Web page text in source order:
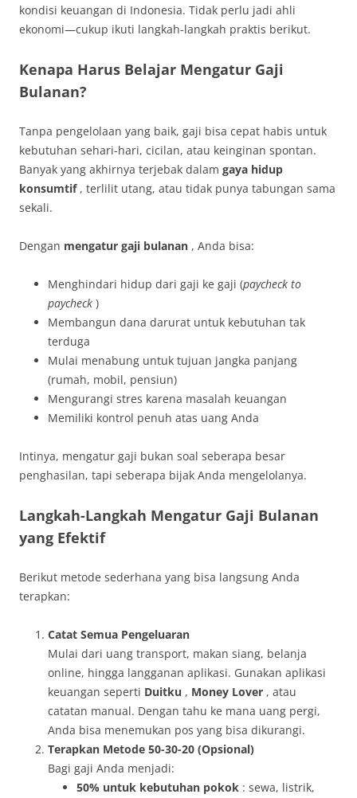
kondisi keuangan di Indonesia. Tidak perlu jadi ahli
ekonomi—cukup ikuti langkah-langkah praktis berikut.
Kenapa Harus Belajar Mengatur Gaji
Bulanan?
Tanpa pengelolaan yang baik, gaji bisa cepat habis untuk
kebutuhan sehari-hari, cicilan, atau keinginan spontan.
Banyak yang akhirnya terjebak dalam gaya hidup
konsumtif , terlilit utang, atau tidak punya tabungan sama
sekali.
Dengan mengatur gaji bulanan , Anda bisa:
Menghindari hidup dari gaji ke gaji (paycheck to
paycheck )
Membangun dana darurat untuk kebutuhan tak
terduga
Mulai menabung untuk tujuan jangka panjang
(rumah, mobil, pensiun)
Mengurangi stres karena masalah keuangan
Memiliki kontrol penuh atas uang Anda
Intinya, mengatur gaji bukan soal seberapa besar
penghasilan, tapi seberapa bijak Anda mengelolanya.
Langkah-Langkah Mengatur Gaji Bulanan
yang Efektif
Berikut metode sederhana yang bisa langsung Anda
terapkan:
Catat Semua Pengeluaran
Mulai dari uang transport, makan siang, belanja
online, hingga langganan aplikasi. Gunakan aplikasi
keuangan seperti Duitku , Money Lover , atau
catatan manual. Dengan tahu ke mana uang pergi,
Anda bisa menemukan pos yang bisa dikurangi.
Terapkan Metode 50-30-20 (Opsional)
Bagi gaji Anda menjadi:
50% untuk kebutuhan pokok : sewa, listrik,